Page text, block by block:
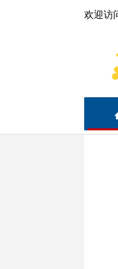
欢迎访